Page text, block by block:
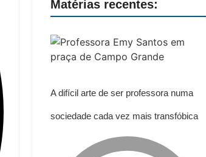
Matérias recentes:
A difícil arte de ser professora numa
sociedade cada vez mais transfóbica